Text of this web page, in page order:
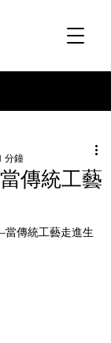
傳統工藝
分鐘
傳統工藝走進生